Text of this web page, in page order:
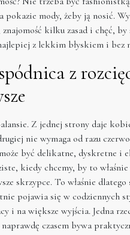
pokazie mody, żeby ją nosić.
kilku zasad i chęć,
z lekkim błyskiem i bez
z
Z jednej strony daje
nie wymaga od razu
być delikatne, dyskretne i
kiedy chcemy, by to właśnie
skrzypce. To właśnie dlatego
pojawia się w codziennych
i na większe wyjścia. Jedna
czasem bywa